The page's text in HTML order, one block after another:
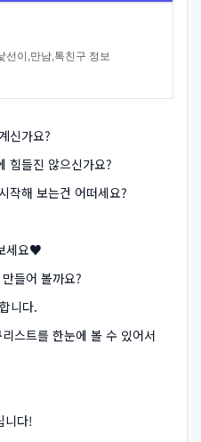
선이,만남,톡친구 정보
신가요?
힘들진 않으신가요?
작해 보는건 어떠세요?
세요♥
들어 볼까요?
니다.
스트를 한눈에 볼 수 있어서
니다!